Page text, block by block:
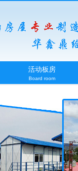
活动板房
Board room